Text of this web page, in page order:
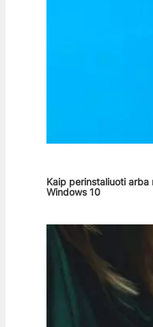
Kaip perinstaliuoti arba
Windows 10